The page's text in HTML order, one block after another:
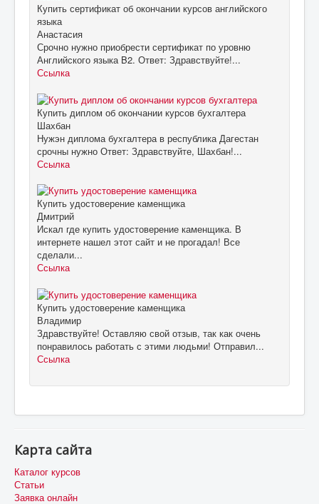
Купить сертификат об окончании курсов английского
языка
Анастасия
Срочно нужно приобрести сертификат по уровню
Английского языка B2. Ответ: Здравствуйте!...
Ссылка
Купить диплом об окончании курсов бухгалтера
Шахбан
Нужэн диплома бухгалтера в республика Дагестан
срочны нужно Ответ: Здравствуйте, Шахбан!...
Ссылка
Купить удостоверение каменщика
Дмитрий
Искал где купить удостоверение каменщика. В
интернете нашел этот сайт и не прогадал! Все
сделали...
Ссылка
Купить удостоверение каменщика
Владимир
Здравствуйте! Оставляю свой отзыв, так как очень
понравилось работать с этими людьми! Отправил...
Ссылка
Карта сайта
Каталог курсов
Статьи
Заявка онлайн